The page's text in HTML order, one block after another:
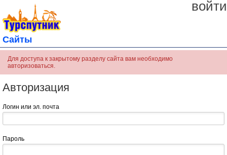
войти
Сайты
Для доступа к закрытому разделу сайта вам необходимо
авторизоваться.
Авторизация
Логин или эл. почта
Пароль